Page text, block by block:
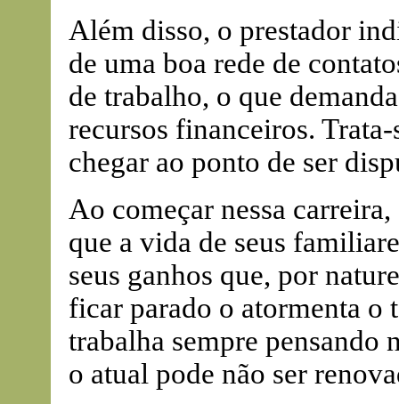
Além disso, o prestador
de uma boa rede de
de trabalho, o que
recursos financeiros.
chegar ao ponto de ser
Ao começar nessa
que a vida de seus
seus ganhos que, por
ficar parado o atormenta o
trabalha sempre pensando
o atual pode não ser